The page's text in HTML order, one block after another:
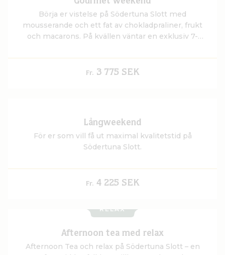
Börja er vistelse på Södertuna Slott med
mousserande och ett fat av chokladpraliner, frukt
och macarons. På kvällen väntar en exklusiv 7-
matsalar, där säsongens bästa råvaror står i
centrum.
Fr. 3 775 SEK
Långweekend
För er som vill få ut maximal kvalitetstid på
Södertuna Slott.
Fr. 4 225 SEK
RELAX
Afternoon tea med relax
Afternoon Tea och relax på Södertuna Slott – en